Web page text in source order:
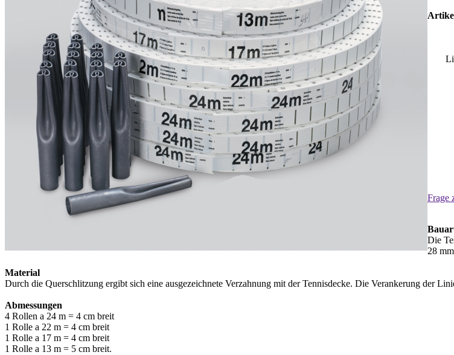
Frage
Die
28
Material
Durch die Querschlitzung ergibt sich eine ausgezeichnete Verzahnung mit der Tennisdecke. Die Verankerung der
Abmessungen
4 Rollen a 24 m = 4 cm breit
1 Rolle a 22 m = 4 cm breit
1 Rolle a 17 m = 4 cm breit
1 Rolle a 13 m = 5 cm breit.